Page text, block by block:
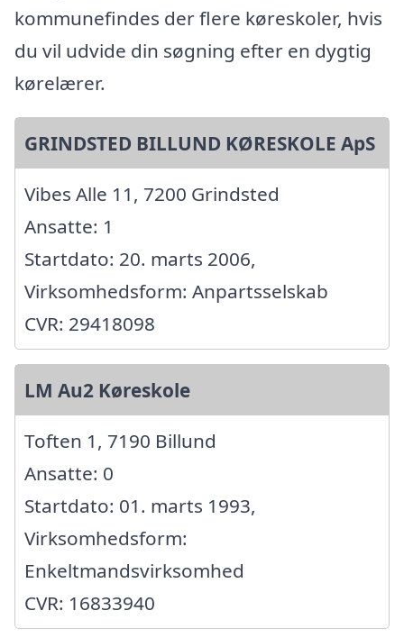
kommunefindes der flere køreskoler, hvis
du vil udvide din søgning efter en dygtig
kørelærer.
GRINDSTED BILLUND KØRESKOLE ApS
Vibes Alle 11, 7200 Grindsted
Ansatte: 1
Startdato: 20. marts 2006,
Virksomhedsform: Anpartsselskab
CVR: 29418098
LM Au2 Køreskole
Toften 1, 7190 Billund
Ansatte: 0
Startdato: 01. marts 1993,
Virksomhedsform:
Enkeltmandsvirksomhed
CVR: 16833940